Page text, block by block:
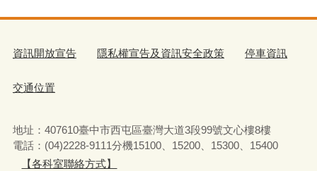
資訊開放宣告 隱私權宣告及資訊安全政策 停車資訊
交通位置
地址：407610臺中市西屯區臺灣大道3段99號文心樓8樓
電話：(04)2228-9111分機15100、15200、15300、15400
【各科室聯絡方式】